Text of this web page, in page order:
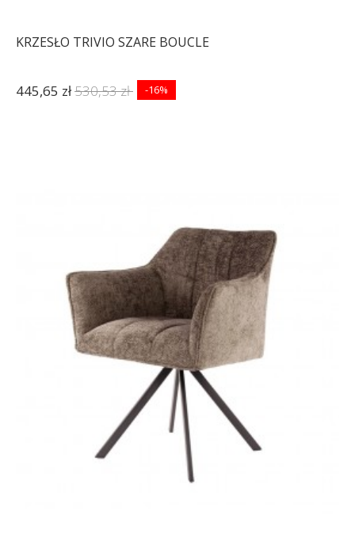
KRZESŁO TRIVIO SZARE BOUCLE
445,65 zł530,53 zł -16%